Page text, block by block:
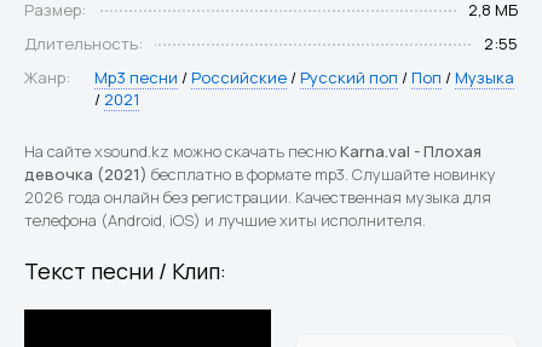
Размер:
2,8 МБ
Длительность:
2:55
Жанр:
Mp3 песни / Российские / Русский поп / Поп / Музыка
/ 2021
На сайте xsound.kz можно скачать песнюKarna.val - Плохая
девочка (2021) бесплатно в формате mp3. Слушайте новинку
2026 года онлайн без регистрации. Качественная музыка для
телефона (Android, iOS) и лучшие хиты исполнителя.
Текст песни / Клип: